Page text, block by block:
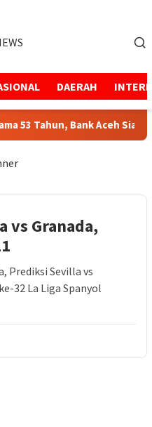
DAERAH
53 Tahun, Bank Aceh Siap
vs Granada,
Prediksi Sevilla vs
32 La Liga Spanyol